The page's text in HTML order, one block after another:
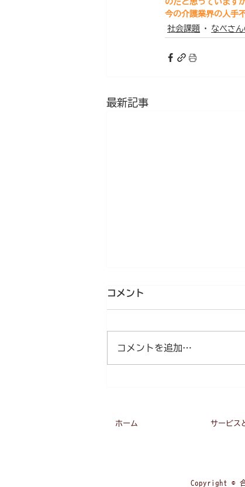
のだと思っています
今の介護業界の人手
社会課題
なべさ
最新記事
コメント
コメントを追加…
ホーム サービス
Copyright ©